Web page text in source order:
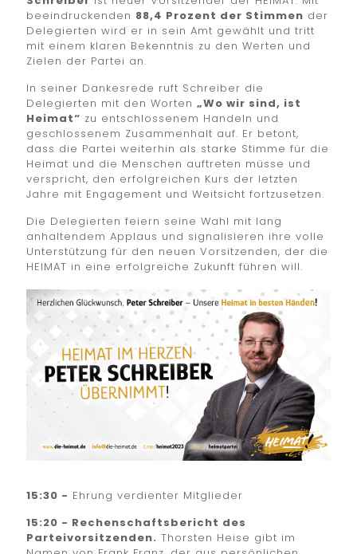
beeindruckenden 88,4 Prozent der Stimmen der
Delegierten wird er in sein Amt gewählt und tritt
mit einem klaren Bekenntnis zu den Werten und
Zielen der Partei an.
In seiner Dankesrede ruft Schreiber die
Delegierten mit den Worten „Wo wir sind, ist
Heimat“ zu entschlossenem Handeln und
geschlossenem Zusammenhalt auf. Er betont,
dass die Partei weiterhin als starke Stimme für die
Heimat und die Menschen auftreten müsse und
verspricht, den erfolgreichen Kurs der letzten
Jahre mit Engagement und Weitsicht fortzusetzen.
Die Delegierten feiern seine Wahl mit lang
anhaltendem Applaus und signalisieren ihre volle
Unterstützung für den neuen Vorsitzenden, der die
HEIMAT in eine erfolgreiche Zukunft führen will.
15:30 - Ehrung verdienter Mitglieder
15:20 - Rechenschaftsbericht des
Parteivorsitzenden. Thorsten Heise gibt im